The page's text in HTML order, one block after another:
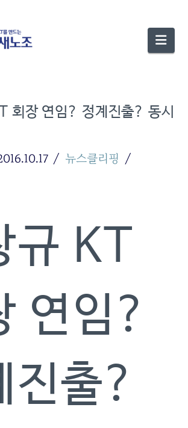
회장 연임? 정계진출? 동시
뉴스클리핑
규 KT
연임?
진출?